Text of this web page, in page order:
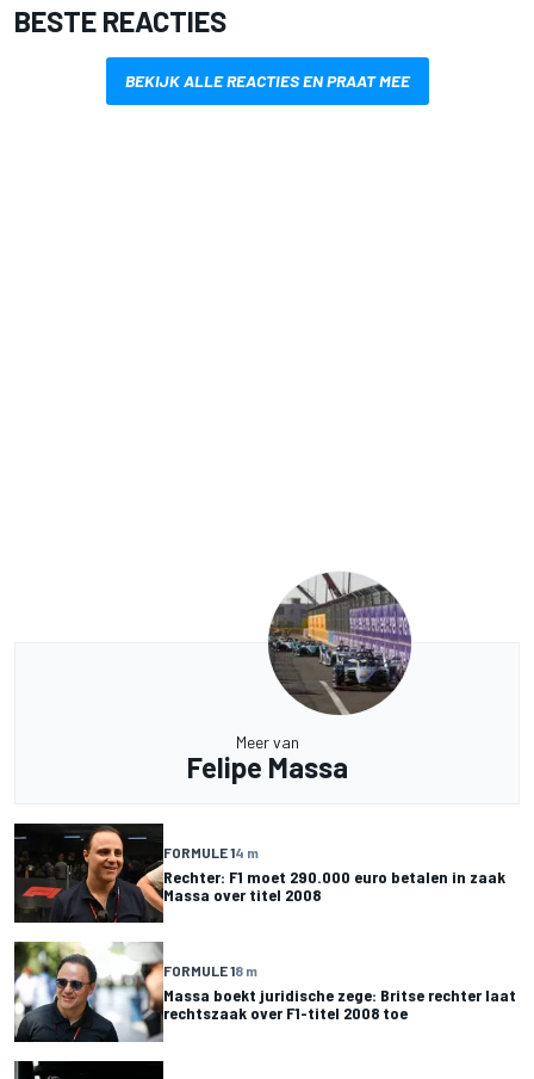
BESTE REACTIES
BEKIJK ALLE REACTIES EN PRAAT MEE
Meer van
Felipe Massa
FORMULE 14 m
Rechter: F1 moet 290.000 euro betalen in zaak
Massa over titel 2008
FORMULE 18 m
Massa boekt juridische zege: Britse rechter laat
rechtszaak over F1-titel 2008 toe